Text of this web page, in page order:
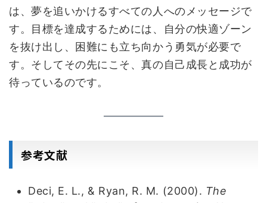
は、夢を追いかけるすべての人へのメッセージで
す。目標を達成するためには、自分の快適ゾーン
を抜け出し、困難にも立ち向かう勇気が必要で
す。そしてその先にこそ、真の自己成長と成功が
待っているのです。
参考文献
Deci, E. L., & Ryan, R. M. (2000). The